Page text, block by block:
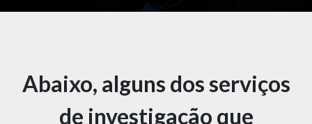
Abaixo, alguns dos serviços
de investigação que